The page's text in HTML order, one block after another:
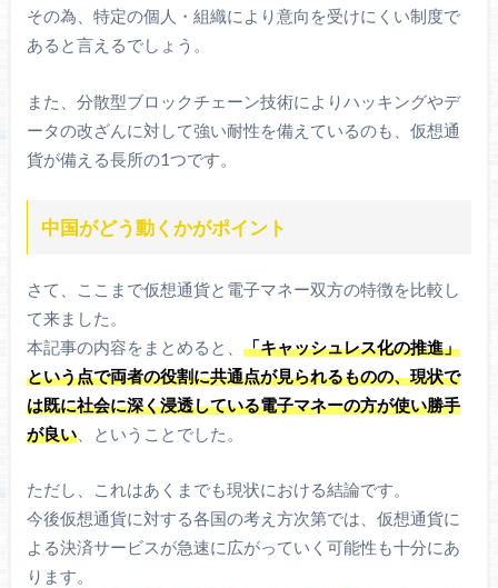
その為、特定の個人・組織により意向を受けにくい制度で
あると言えるでしょう。
また、分散型ブロックチェーン技術によりハッキングやデ
ータの改ざんに対して強い耐性を備えているのも、仮想通
貨が備える長所の1つです。
中国がどう動くかがポイント
さて、ここまで仮想通貨と電子マネー双方の特徴を比較し
て来ました。
本記事の内容をまとめると、 「キャッシュレス化の推進」
という点で両者の役割に共通点が見られるものの、現状で
は既に社会に深く浸透している電子マネーの方が使い勝手
が良い、ということでした。
ただし、これはあくまでも現状における結論です。
今後仮想通貨に対する各国の考え方次第では、仮想通貨に
よる決済サービスが急速に広がっていく可能性も十分にあ
ります。